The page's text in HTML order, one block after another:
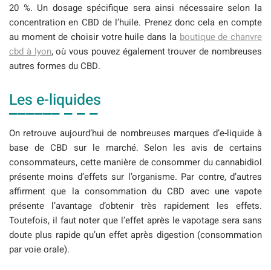
20 %. Un dosage spécifique sera ainsi nécessaire selon la
concentration en CBD de l’huile. Prenez donc cela en compte
au moment de choisir votre huile dans la boutique de chanvre
cbd à lyon, où vous pouvez également trouver de nombreuses
autres formes du CBD.
Les e-liquides
On retrouve aujourd’hui de nombreuses marques d’e-liquide à
base de CBD sur le marché. Selon les avis de certains
consommateurs, cette manière de consommer du cannabidiol
présente moins d’effets sur l’organisme. Par contre, d’autres
affirment que la consommation du CBD avec une vapote
présente l’avantage d’obtenir très rapidement les effets.
Toutefois, il faut noter que l’effet après le vapotage sera sans
doute plus rapide qu’un effet après digestion (consommation
par voie orale).